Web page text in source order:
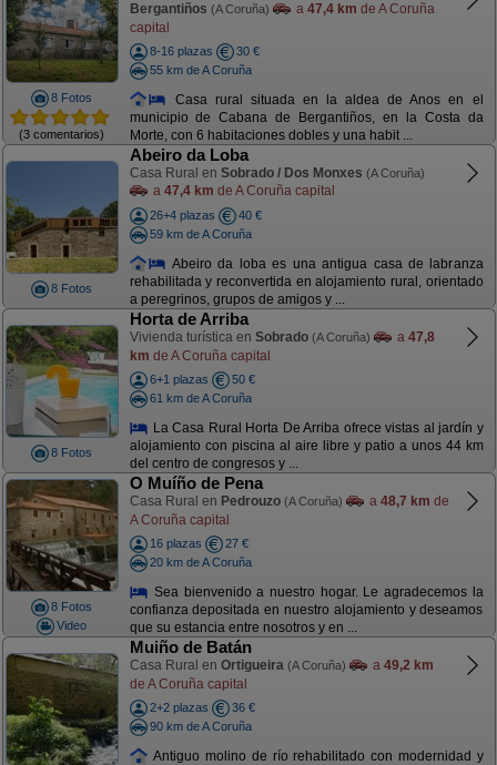
8 Fotos
(3 comentarios)
Bergantiños (A Coruña) a 47,4 km de A Coruña
capital
8-16 plazas
30 €
55 km de A Coruña
Casa rural situada en la aldea de Anos en el
municipio de Cabana de Bergantiños, en la Costa da
Morte, con 6 habitaciones dobles y una habit ...
8 Fotos
Abeiro da Loba
Casa Rural en Sobrado / Dos Monxes (A Coruña)
a 47,4 km de A Coruña capital
26+4 plazas
40 €
59 km de A Coruña
Abeiro da loba es una antigua casa de labranza
rehabilitada y reconvertida en alojamiento rural, orientado
a peregrinos, grupos de amigos y ...
8 Fotos
Horta de Arriba
Vivienda turística en Sobrado (A Coruña) a 47,8
km de A Coruña capital
6+1 plazas
50 €
61 km de A Coruña
La Casa Rural Horta De Arriba ofrece vistas al jardín y
alojamiento con piscina al aire libre y patio a unos 44 km
del centro de congresos y ...
8 Fotos
Video
O Muíño de Pena
Casa Rural en Pedrouzo (A Coruña) a 48,7 km de
A Coruña capital
16 plazas
27 €
20 km de A Coruña
Sea bienvenido a nuestro hogar. Le agradecemos la
confianza depositada en nuestro alojamiento y deseamos
que su estancia entre nosotros y en ...
Muiño de Batán
Casa Rural en Ortigueira (A Coruña) a 49,2 km
de A Coruña capital
2+2 plazas
36 €
90 km de A Coruña
Antiguo molino de río rehabilitado con modernidad y